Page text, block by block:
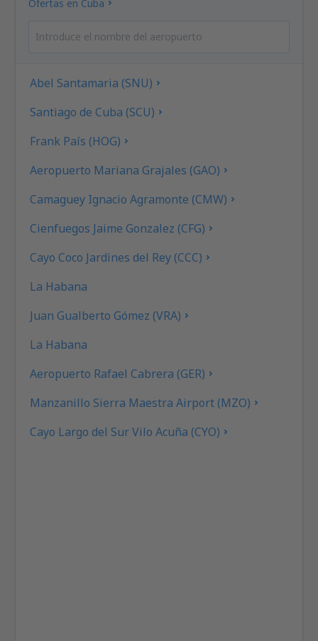
Ofertas en Cuba
Abel Santamaria (SNU)
Santiago de Cuba (SCU)
Frank País (HOG)
Aeropuerto Mariana Grajales (GAO)
Camaguey Ignacio Agramonte (CMW)
Cienfuegos Jaime Gonzalez (CFG)
Cayo Coco Jardines del Rey (CCC)
La Habana
Juan Gualberto Gómez (VRA)
La Habana
Aeropuerto Rafael Cabrera (GER)
Manzanillo Sierra Maestra Airport (MZO)
Cayo Largo del Sur Vilo Acuña (CYO)